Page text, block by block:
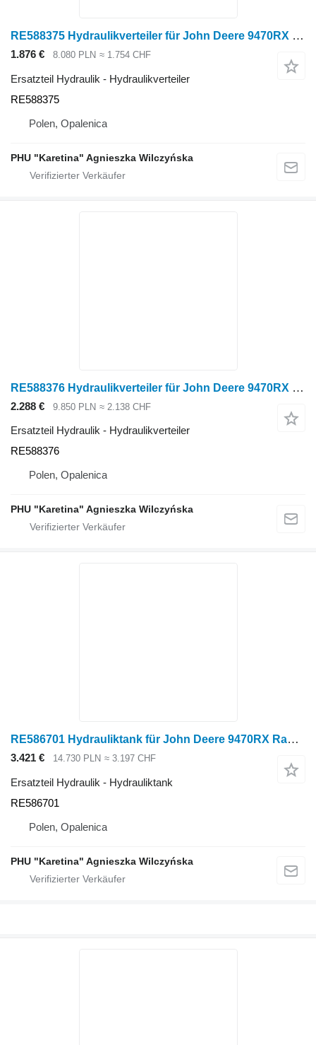
RE588375 Hydraulikverteiler für John Deere 9470RX Raupentraktor
1.876 € 8.080 PLN ≈ 1.754 CHF
Ersatzteil Hydraulik - Hydraulikverteiler
RE588375
Polen, Opalenica
PHU "Karetina" Agnieszka Wilczyńska
RE588376 Hydraulikverteiler für John Deere 9470RX Raupentraktor
2.288 € 9.850 PLN ≈ 2.138 CHF
Ersatzteil Hydraulik - Hydraulikverteiler
RE588376
Polen, Opalenica
PHU "Karetina" Agnieszka Wilczyńska
RE586701 Hydrauliktank für John Deere 9470RX Raupentraktor
3.421 € 14.730 PLN ≈ 3.197 CHF
Ersatzteil Hydraulik - Hydrauliktank
RE586701
Polen, Opalenica
PHU "Karetina" Agnieszka Wilczyńska